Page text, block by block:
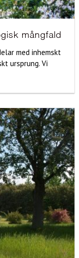
mångfald
med inhemskt
ursprung. Vi